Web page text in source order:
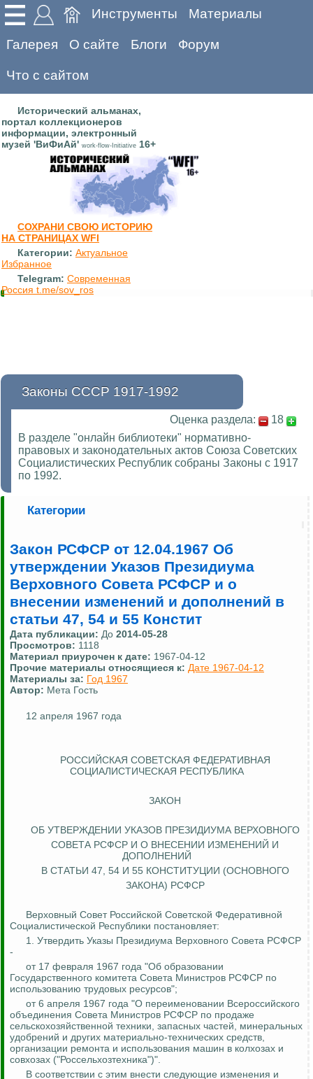
Инструменты Материалы
Галерея О сайте Блоги Форум
Что с сайтом
Исторический альманах,
портал коллекционеров
информации, электронный
музей 'ВиФиАй' work-flow-Initiative 16+
СОХРАНИ СВОЮ ИСТОРИЮ
НА СТРАНИЦАХ WFI
Категории: Актуальное
Избранное
Telegram: Современная
Россия t.me/sov_ros
Законы СССР 1917-1992
Оценка раздела:
18
В разделе "онлайн библиотеки" нормативно-
правовых и законодательных актов Союза Советских
Социалистических Республик собраны Законы с 1917
по 1992.
Категории
Закон РСФСР от 12.04.1967 Об
утверждении Указов Президиума
Верховного Совета РСФСР и о
внесении изменений и дополнений в
статьи 47, 54 и 55 Констит
Дата публикации: До 2014-05-28
Просмотров: 1118
Материал приурочен к дате: 1967-04-12
Прочие материалы относящиеся к: Дате 1967-04-12
Материалы за: Год 1967
Автор: Мета Гость
12 апреля 1967 года
РОССИЙСКАЯ СОВЕТСКАЯ ФЕДЕРАТИВНАЯ
СОЦИАЛИСТИЧЕСКАЯ РЕСПУБЛИКА
ЗАКОН
ОБ УТВЕРЖДЕНИИ УКАЗОВ ПРЕЗИДИУМА ВЕРХОВНОГО
СОВЕТА РСФСР И О ВНЕСЕНИИ ИЗМЕНЕНИЙ И
ДОПОЛНЕНИЙ
В СТАТЬИ 47, 54И 55 КОНСТИТУЦИИ (ОСНОВНОГО
ЗАКОНА) РСФСР
Верховный Совет Российской Советской Федеративной
Социалистической Республики постановляет:
1. Утвердить Указы Президиума Верховного Совета РСФСР
-
от 17 февраля 1967 года "Об образовании
Государственного комитета Совета Министров РСФСР по
использованию трудовых ресурсов";
от 6 апреля 1967 года "О переименовании Всероссийского
объединения Совета Министров РСФСР по продаже
сельскохозяйственной техники, запасных частей, минеральных
удобрений и других материально-технических средств,
организации ремонта и использования машин в колхозах и
совхозах ("Россельхозтехника")".
В соответствии с этим внести следующие изменения и